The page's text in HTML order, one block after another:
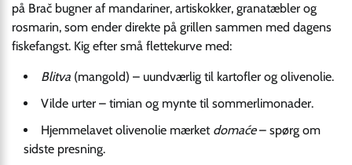
på Brač bugner af mandariner, artiskokker, granatæbler og
rosmarin, som ender direkte på grillen sammen med dagens
fiskefangst. Kig efter små flettekurve med:
Blitva (mangold) – uundværlig til kartofler og olivenolie.
Vilde urter – timian og mynte til sommerlimonader.
Hjemmelavet olivenolie mærket domaće– spørg om
sidste presning.